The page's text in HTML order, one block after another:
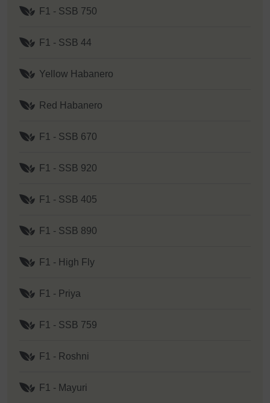
F1 - SSB 750
F1 - SSB 44
Yellow Habanero
Red Habanero
F1 - SSB 670
F1 - SSB 920
F1 - SSB 405
F1 - SSB 890
F1 - High Fly
F1 - Priya
F1 - SSB 759
F1 - Roshni
F1 - Mayuri